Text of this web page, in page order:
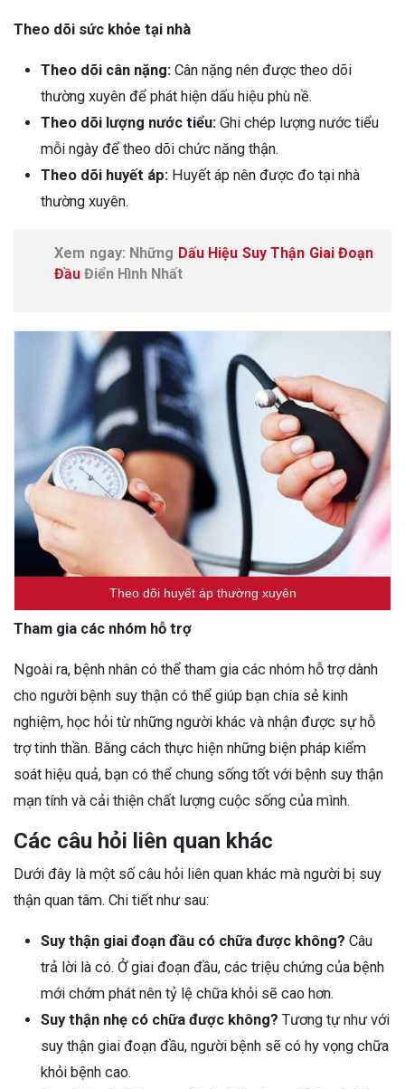
Theo dõi sức khỏe tại nhà
Theo dõi cân nặng: Cân nặng nên được theo dõi
thường xuyên để phát hiện dấu hiệu phù nề.
Theo dõi lượng nước tiểu: Ghi chép lượng nước tiểu
mỗi ngày để theo dõi chức năng thận.
Theo dõi huyết áp: Huyết áp nên được đo tại nhà
thường xuyên.
Xem ngay: Những Dấu Hiệu Suy Thận Giai Đoạn
Đầu Điển Hình Nhất
Theo dõi huyết áp thường xuyên
Tham gia các nhóm hỗ trợ
Ngoài ra, bệnh nhân có thể tham gia các nhóm hỗ trợ dành
cho người bệnh suy thận có thể giúp bạn chia sẻ kinh
nghiệm, học hỏi từ những người khác và nhận được sự hỗ
trợ tinh thần. Bằng cách thực hiện những biện pháp kiểm
soát hiệu quả, bạn có thể chung sống tốt với bệnh suy thận
mạn tính và cải thiện chất lượng cuộc sống của mình.
Các câu hỏi liên quan khác
Dưới đây là một số câu hỏi liên quan khác mà người bị suy
thận quan tâm. Chi tiết như sau:
Suy thận giai đoạn đầu có chữa được không? Câu
trả lời là có. Ở giai đoạn đầu, các triệu chứng của bệnh
mới chớm phát nên tỷ lệ chữa khỏi sẽ cao hơn.
Suy thận nhẹ có chữa được không? Tương tự như với
suy thận giai đoạn đầu, người bệnh sẽ có hy vọng chữa
khỏi bệnh cao.